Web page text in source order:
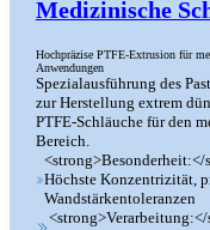
Medizinische
Hochpräzise PTFE-Extrusion für
Anwendungen
Spezialausführung des
zur Herstellung extrem
PTFE-Schläuche für den
Bereich.
<strong>Besonderheit:</
Höchste Konzentrizität,
Wandstärkentoleranzen